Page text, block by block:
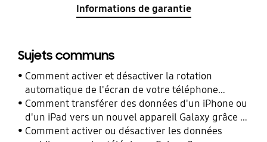
Informations de garantie
Sujets communs
Comment activer et désactiver la rotation
automatique de l'écran de votre téléphone
Galaxy ?
Comment transférer des données d'un iPhone ou
d'un iPad vers un nouvel appareil Galaxy grâce à
Smart Switch ?
Comment activer ou désactiver les données